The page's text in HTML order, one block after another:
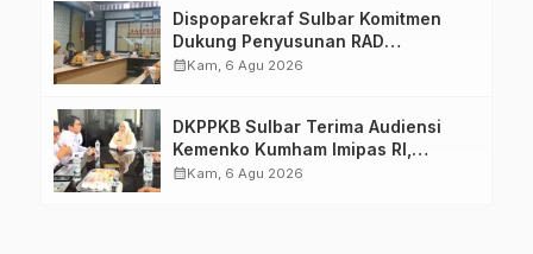
Dispoparekraf Sulbar Komitmen
Dukung Penyusunan RAD
TPB/SDGs Sulawesi Barat
calendar_monthKam, 6 Agu 2026
DKPPKB Sulbar Terima Audiensi
Kemenko Kumham Imipas RI,
Perkuat Pelayanan Kesehatan bagi
calendar_monthKam, 6 Agu 2026